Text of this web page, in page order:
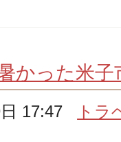
かった米子
日 17:47 トラ